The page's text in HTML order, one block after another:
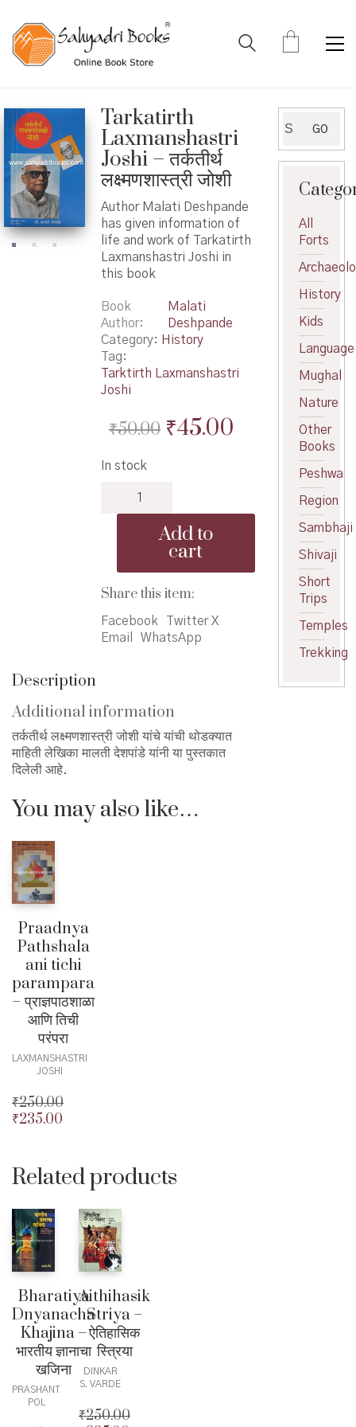
Tarkatirth
Laxmanshastri
Joshi – तर्कतीर्थ
लक्ष्मणशास्त्री जोशी
Author Malati Deshpande
has given information of
life and work of Tarkatirth
Laxmanshastri Joshi in
this book
Book
Author
Malati
Deshpande
Category: History
Tag:
Tarktirth Laxmanshastri
Joshi
₹50.00 Original
₹45.00Current
In stock
Laxmanshastri
लक्ष्मणशास्त्री
जोशी
Add to
cart
Share this item:
Facebook
Twitter X
Email
WhatsApp
Description
Additional information
तर्कतीर्थ लक्ष्मणशास्त्री जोशी यांचे यांची थोडक्यात
माहिती लेखिका मालती देशपांडे यांनी या पुस्तकात
दिलेली आहे.
You may also like…
Praadnya
Pathshala
ani tichi
parampara
– प्राज्ञपाठशाळा
आणि तिची
परंपरा
LAXMANSHASTRI
JOSHI
₹250.00
Original
₹250.00.
₹235.00
is:
₹235.00.
Related products
Bharatiya
Dnyanacha
Khajina –
भारतीय ज्ञानाचा
खजिना
PRASHANT
POL
Aithihasik
Striya –
ऐतिहासिक
स्त्रिया
DINKAR
S. VARDE
₹250.00
for:
GO
All
Forts
History
Kids
Language
Mughal
Nature
Other
Books
Peshwa
Region
Sambhaji
Shivaji
Short
Trips
Temples
Trekking